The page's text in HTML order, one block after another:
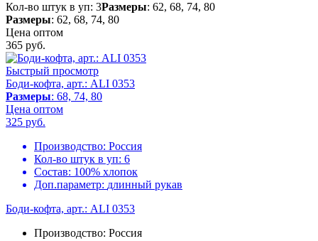
Кол-во штук в уп: 3Размеры: 62, 68, 74, 80
Размеры: 62, 68, 74, 80
Цена оптом
365 руб.
Быстрый просмотр
Боди-кофта, арт.: ALI 0353
Размеры: 68, 74, 80
Цена оптом
325 руб.
Производство: Россия
Кол-во штук в уп: 6
Состав: 100% хлопок
Доп.параметр: длинный рукав
Боди-кофта, арт.: ALI 0353
Производство: Россия